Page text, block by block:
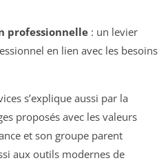
professionnelle: un levier
en lien avec les besoins
s’explique aussi par la
proposés avec les valeurs
et son groupe parent
aux outils modernes de